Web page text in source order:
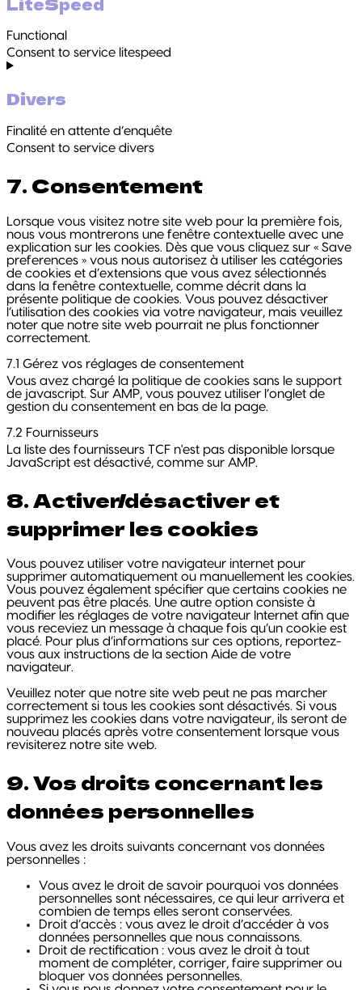
Functional
Consent to service litespeed
Divers
Finalité en attente d’enquête
Consent to service divers
7. Consentement
Lorsque vous visitez notre site web pour la première fois,
nous vous montrerons une fenêtre contextuelle avec une
explication sur les cookies. Dès que vous cliquez sur « Save
preferences » vous nous autorisez à utiliser les catégories
de cookies et d’extensions que vous avez sélectionnés
dans la fenêtre contextuelle, comme décrit dans la
présente politique de cookies. Vous pouvez désactiver
l’utilisation des cookies via votre navigateur, mais veuillez
noter que notre site web pourrait ne plus fonctionner
correctement.
7.1 Gérez vos réglages de consentement
Vous avez chargé la politique de cookies sans le support
de javascript. Sur AMP, vous pouvez utiliser l’onglet de
gestion du consentement en bas de la page.
7.2 Fournisseurs
La liste des fournisseurs TCF n'est pas disponible lorsque
JavaScript est désactivé, comme sur AMP.
8. Activer/désactiver et
supprimer les cookies
Vous pouvez utiliser votre navigateur internet pour
supprimer automatiquement ou manuellement les cookies.
Vous pouvez également spécifier que certains cookies ne
peuvent pas être placés. Une autre option consiste à
modifier les réglages de votre navigateur Internet afin que
vous receviez un message à chaque fois qu’un cookie est
placé. Pour plus d’informations sur ces options, reportez-
vous aux instructions de la section Aide de votre
navigateur.
Veuillez noter que notre site web peut ne pas marcher
correctement si tous les cookies sont désactivés. Si vous
supprimez les cookies dans votre navigateur, ils seront de
nouveau placés après votre consentement lorsque vous
revisiterez notre site web.
9. Vos droits concernant les
données personnelles
Vous avez les droits suivants concernant vos données
personnelles :
Vous avez le droit de savoir pourquoi vos données
personnelles sont nécessaires, ce qui leur arrivera et
combien de temps elles seront conservées.
Droit d’accès : vous avez le droit d’accéder à vos
données personnelles que nous connaissons.
Droit de rectification : vous avez le droit à tout
moment de compléter, corriger, faire supprimer ou
bloquer vos données personnelles.